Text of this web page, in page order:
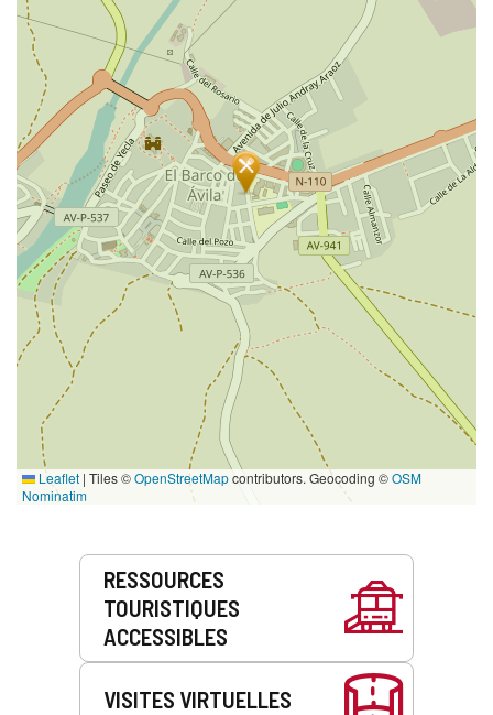
Leaflet | Tiles ©OpenStreetMapcontributors. Geocoding ©OSM
Nominatim
Prestations
RESSOURCES
TOURISTIQUES
ACCESSIBLES
VISITES VIRTUELLES